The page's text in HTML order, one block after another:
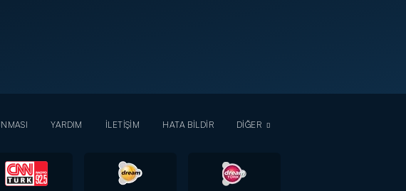
YARDIM İLETİŞİM HATA BİLDİR DİĞER